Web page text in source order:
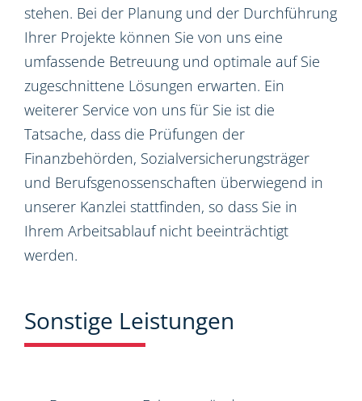
stehen. Bei der Planung und der Durchführung
Ihrer Projekte können Sie von uns eine
umfassende Betreuung und optimale auf Sie
zugeschnittene Lösungen erwarten. Ein
weiterer Service von uns für Sie ist die
Tatsache, dass die Prüfungen der
Finanzbehörden, Sozialversicherungsträger
und Berufsgenossenschaften überwiegend in
unserer Kanzlei stattfinden, so dass Sie in
Ihrem Arbeitsablauf nicht beeinträchtigt
werden.
Sonstige Leistungen